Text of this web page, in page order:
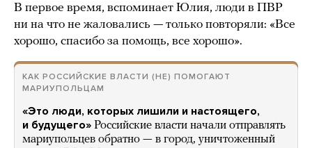
В первое время, вспоминает Юлия, люди в ПВР
ни на что не жаловались — только повторяли: «Все
хорошо, спасибо за помощь, все хорошо».
КАК РОССИЙСКИЕ ВЛАСТИ (НЕ) ПОМОГАЮТ
МАРИУПОЛЬЦАМ
«Это люди, которых лишили и настоящего,
и будущего» Российские власти начали отправлять
мариупольцев обратно — в город, уничтоженный